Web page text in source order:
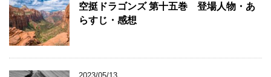
空挺ドラゴンズ 第十五巻 登場人物・あ
らすじ・感想